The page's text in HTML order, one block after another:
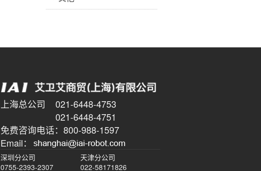
上海总公司 021-6448-4753
021-6448-4751
免费咨询电话：800-988-1597
Email：
深圳分公司
0755-2393-2307
天津分公司
022-58171826